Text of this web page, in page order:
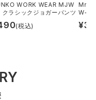
WORK WEAR MJW
ラシックジョガーパンツ
(税込)
W-06
¥